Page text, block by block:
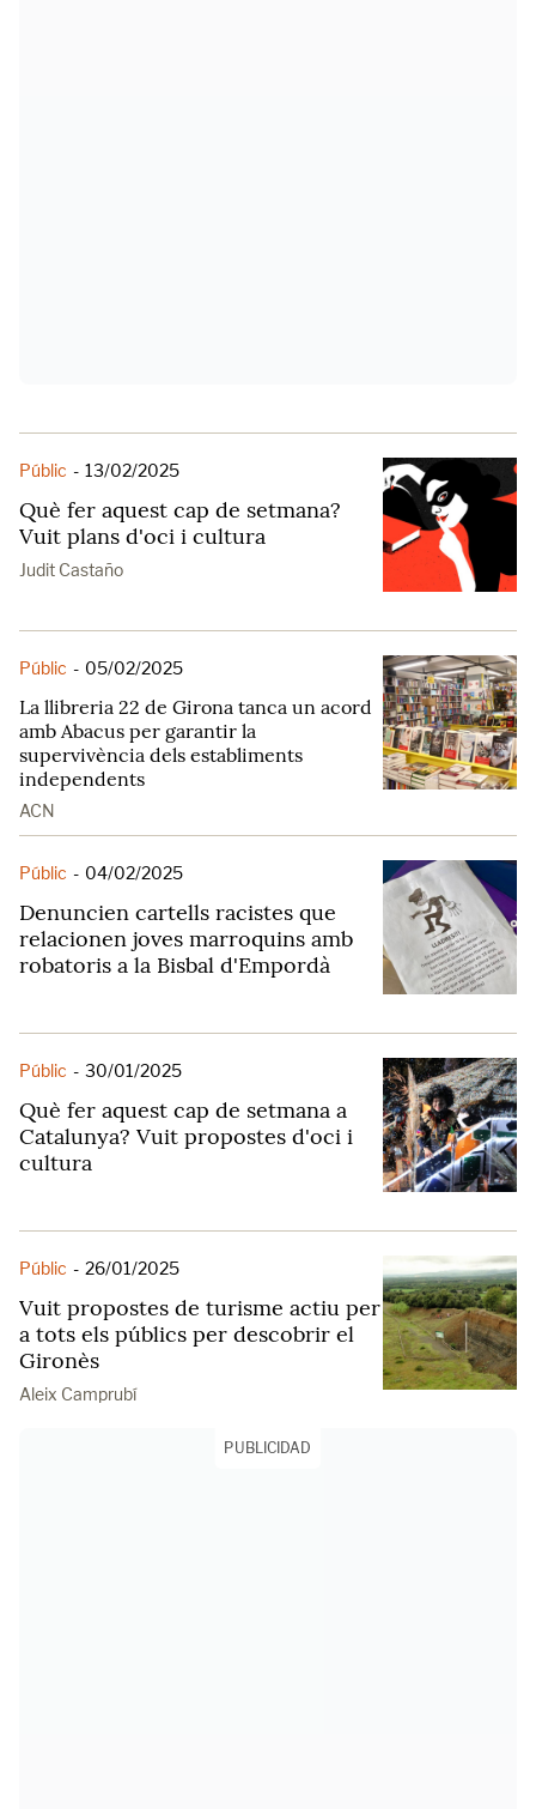
Públic - 13/02/2025
Què fer aquest cap de setmana?
Vuit plans d'oci i cultura
Judit Castaño
Públic - 05/02/2025
La llibreria 22 de Girona tanca un acord
amb Abacus per garantir la
supervivència dels establiments
independents
ACN
Públic - 04/02/2025
Denuncien cartells racistes que
relacionen joves marroquins amb
robatoris a la Bisbal d'Empordà
Públic - 30/01/2025
Què fer aquest cap de setmana a
Catalunya? Vuit propostes d'oci i
cultura
Públic - 26/01/2025
Vuit propostes de turisme actiu per
a tots els públics per descobrir el
Gironès
Aleix Camprubí
PUBLICIDAD